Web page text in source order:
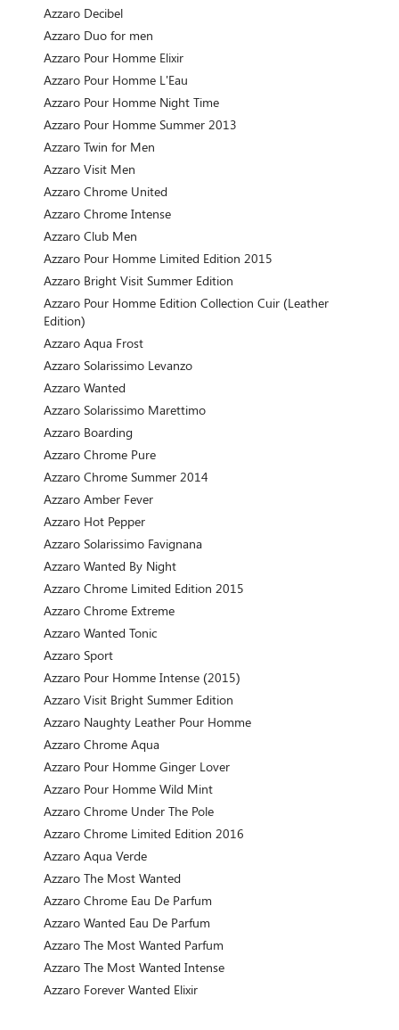
Azzaro Decibel
Azzaro Duo for men
Azzaro Pour Homme Elixir
Azzaro Pour Homme L'Eau
Azzaro Pour Homme Night Time
Azzaro Pour Homme Summer 2013
Azzaro Twin for Men
Azzaro Visit Men
Azzaro Chrome United
Azzaro Chrome Intense
Azzaro Club Men
Azzaro Pour Homme Limited Edition 2015
Azzaro Bright Visit Summer Edition
Azzaro Pour Homme Edition Collection Cuir (Leather
Edition)
Azzaro Aqua Frost
Azzaro Solarissimo Levanzo
Azzaro Wanted
Azzaro Solarissimo Marettimo
Azzaro Boarding
Azzaro Chrome Pure
Azzaro Chrome Summer 2014
Azzaro Amber Fever
Azzaro Hot Pepper
Azzaro Solarissimo Favignana
Azzaro Wanted By Night
Azzaro Chrome Limited Edition 2015
Azzaro Chrome Extreme
Azzaro Wanted Tonic
Azzaro Sport
Azzaro Pour Homme Intense (2015)
Azzaro Visit Bright Summer Edition
Azzaro Naughty Leather Pour Homme
Azzaro Chrome Aqua
Azzaro Pour Homme Ginger Lover
Azzaro Pour Homme Wild Mint
Azzaro Chrome Under The Pole
Azzaro Chrome Limited Edition 2016
Azzaro Aqua Verde
Azzaro The Most Wanted
Azzaro Chrome Eau De Parfum
Azzaro Wanted Eau De Parfum
Azzaro The Most Wanted Parfum
Azzaro The Most Wanted Intense
Azzaro Forever Wanted Elixir